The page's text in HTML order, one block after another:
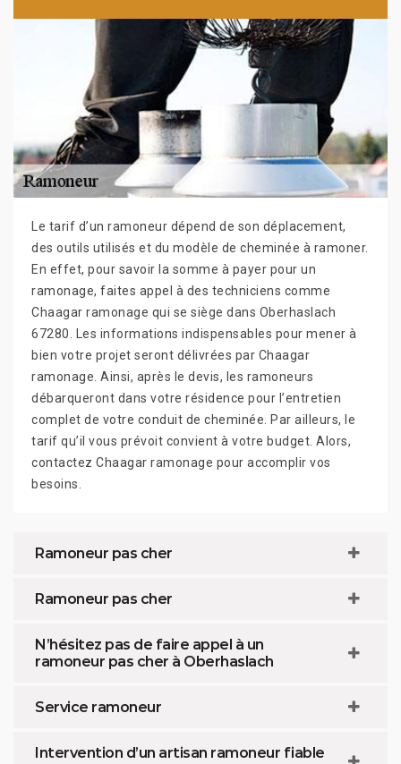
Le tarif d’un ramoneur dépend de son déplacement,
des outils utilisés et du modèle de cheminée à ramoner.
En effet, pour savoir la somme à payer pour un
ramonage, faites appel à des techniciens comme
Chaagar ramonage qui se siège dans Oberhaslach
67280. Les informations indispensables pour mener à
bien votre projet seront délivrées par Chaagar
ramonage. Ainsi, après le devis, les ramoneurs
débarqueront dans votre résidence pour l’entretien
complet de votre conduit de cheminée. Par ailleurs, le
tarif qu’il vous prévoit convient à votre budget. Alors,
contactez Chaagar ramonage pour accomplir vos
besoins.
Ramoneur pas cher
Ramoneur pas cher
N’hésitez pas de faire appel à un
ramoneur pas cher à Oberhaslach
Service ramoneur
Intervention d’un artisan ramoneur fiable